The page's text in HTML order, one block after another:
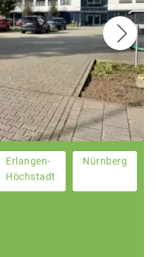
Erlangen-
Höchstadt
Nürnberg